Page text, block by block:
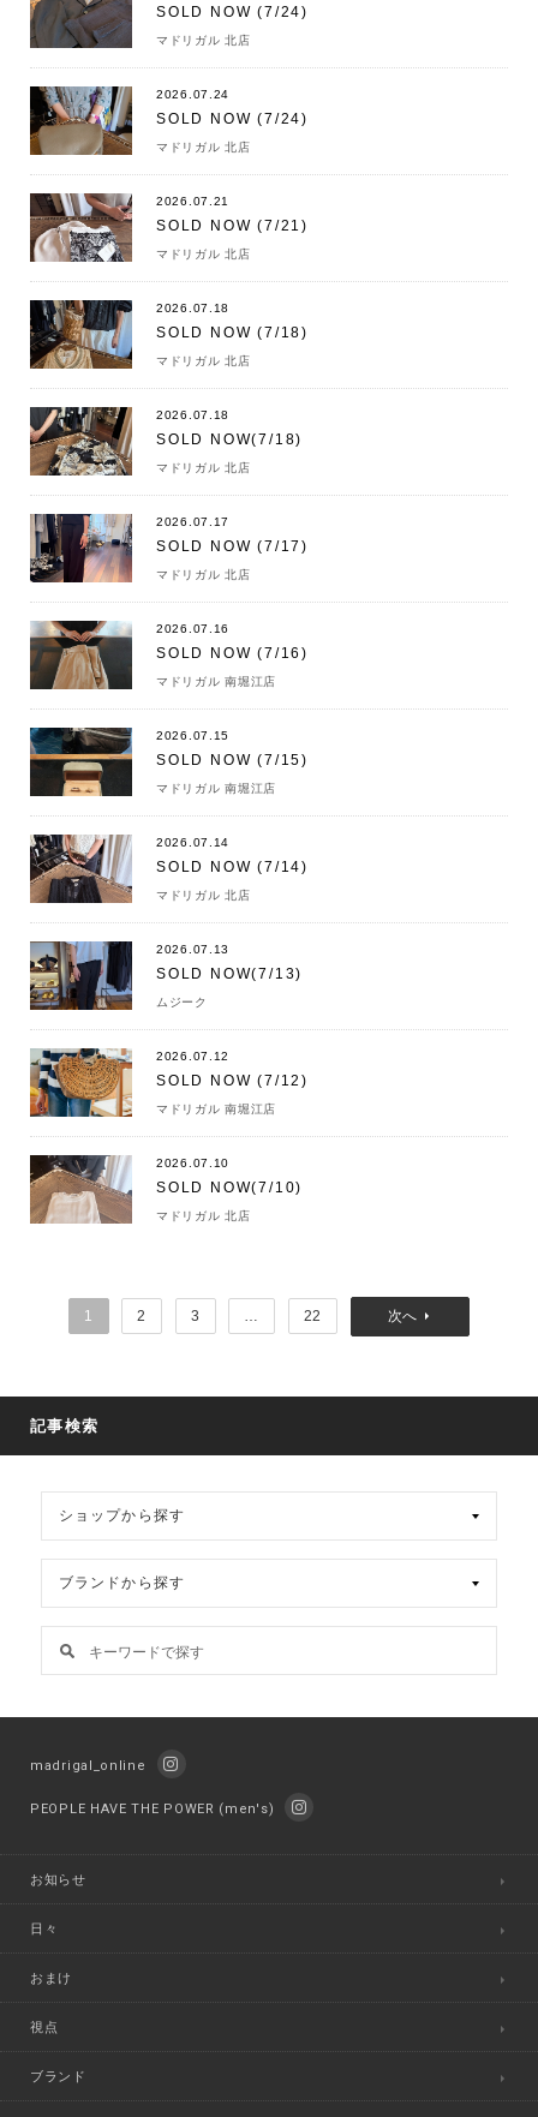
SOLD NOW (7/24)
マドリガル 北店
2026.07.24
SOLD NOW (7/24)
マドリガル 北店
2026.07.21
SOLD NOW (7/21)
マドリガル 北店
2026.07.18
SOLD NOW (7/18)
マドリガル 北店
2026.07.18
SOLD NOW(7/18)
マドリガル 北店
2026.07.17
SOLD NOW (7/17)
マドリガル 北店
2026.07.16
SOLD NOW (7/16)
マドリガル 南堀江店
2026.07.15
SOLD NOW (7/15)
マドリガル 南堀江店
2026.07.14
SOLD NOW (7/14)
マドリガル 北店
2026.07.13
SOLD NOW(7/13)
ムジーク
2026.07.12
SOLD NOW (7/12)
マドリガル 南堀江店
2026.07.10
SOLD NOW(7/10)
マドリガル 北店
1 2 3 … 22
記事検索
madrigal_online
PEOPLE HAVE THE POWER (men's)
お知らせ
日々
おまけ
視点
ブランド